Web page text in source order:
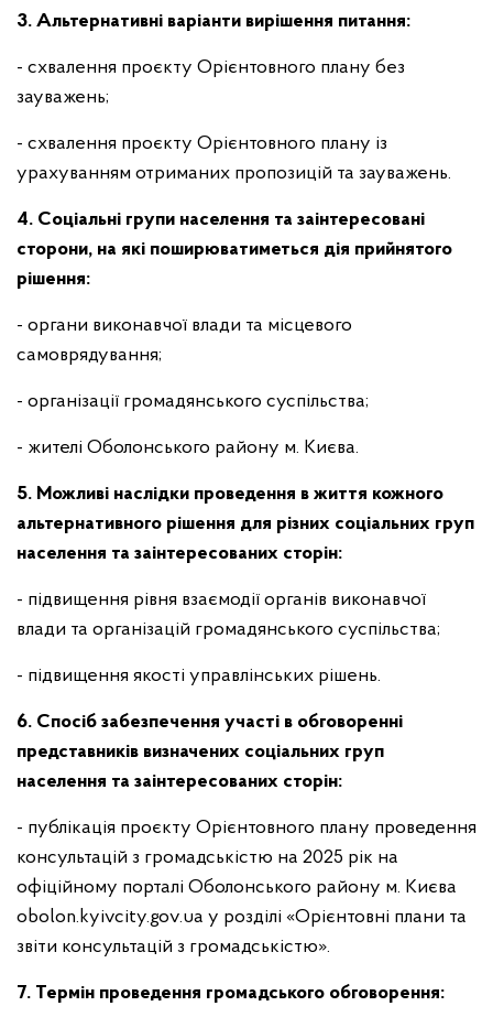
3. Альтернативні варіанти вирішення питання:
- схвалення проєкту Орієнтовного плану без
зауважень;
- схвалення проєкту Орієнтовного плану із
урахуванням отриманих пропозицій та зауважень.
4. Соціальні групи населення та заінтересовані
сторони, на які поширюватиметься дія прийнятого
рішення:
- органи виконавчої влади та місцевого
самоврядування;
- організації громадянського суспільства;
- жителі Оболонського району м. Києва.
5. Можливі наслідки проведення в життя кожного
альтернативного рішення для різних соціальних груп
населення та заінтересованих сторін:
- підвищення рівня взаємодії органів виконавчої
влади та організацій громадянського суспільства;
- підвищення якості управлінських рішень.
6. Спосіб забезпечення участі в обговоренні
представників визначених соціальних груп
населення та заінтересованих сторін:
- публікація проєкту Орієнтовного плану проведення
консультацій з громадськістю на 2025 рік на
офіційному порталі Оболонського району м. Києва
obolon.kyivcity.gov.ua у розділі «Орієнтовні плани та
звіти консультацій з громадськістю».
7. Термін проведення громадського обговорення: